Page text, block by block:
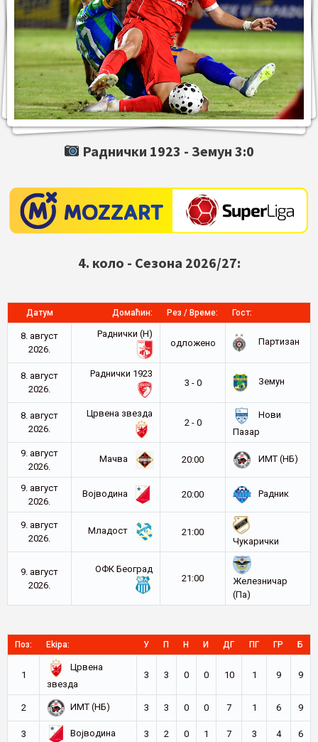
Раднички 1923 -Земун 3:0
4. коло - Сезона 2026/27:
Датум Домаћин: Рез / Време: Гост:
8. август
2026.
Раднички (Н)
oдложено
Партизан
8. август
2026.
Раднички 1923
3 - 0
Земун
8. август
2026.
Црвена звезда
2 - 0
Нови
Пазар
9. август
2026.
Мачва 20:00 ИМТ (НБ)
9. август
2026.
Војводина 20:00 Радник
9. август
2026.
Младост
21:00
Чукарички
9. август
2026.
ОФК Београд
21:00
Железничар
(Па)
Поз: Ekipa: У П Н И ДГ ПГ ГР Б
1
Црвена
звезда
3 3 0 0 10 1 9 9
2 ИМТ (НБ) 3 3 0 0 7 1 6 9
3 Војводина 3 2 0 1 7 3 4 6